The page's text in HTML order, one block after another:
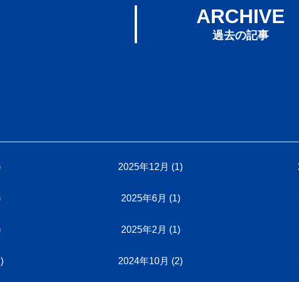
ARCHIVE
過去の記事
2025年12月 (1)
2025年6月 (1)
2025年2月 (1)
2024年10月 (2)